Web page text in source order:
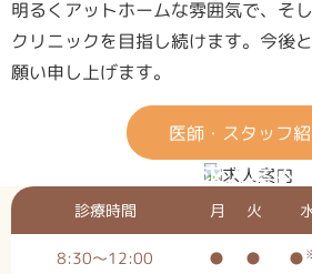
明るくアットホームな雰囲気で、そ
クリニックを目指し続けます。今後
願い申し上げます。
医師・スタッフ
求人案内
診療時間 月 火
8:30～12:00 ● ● ●